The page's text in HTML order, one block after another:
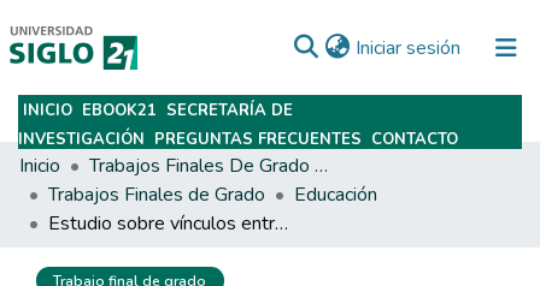
Iniciar sesión (current)
Subir
INICIO EBOOK21 SECRETARÍA DE
INVESTIGACIÓN PREGUNTAS FRECUENTES CONTACTO
Inicio
Trabajos Finales De Grado Y Posgrado
Trabajos Finales de Grado
Educación
Estudio sobre vínculos entre alumnos, familias y escuela en el periodo de inicio en el Nivel Inicial : estrategias de mejora por medio del juego
Trabajo final de grado